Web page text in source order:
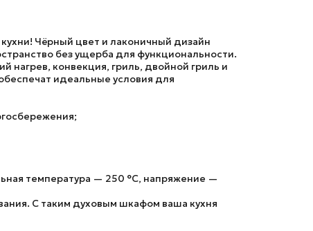
Чёрный цвет и лаконичный дизайн
без ущерба для функциональности.
конвекция, гриль, двойной гриль и
идеальные условия для
температура — 250 °C, напряжение —
С таким духовым шкафом ваша кухня